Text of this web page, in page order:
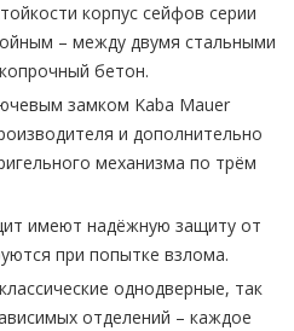
корпус сейфов серии
– между двумя стальными
бетон.
замком Kaba Mauer
и дополнительно
механизма по трём
имеют надёжную защиту от
при попытке взлома.
однодверные, так
отделений – каждое